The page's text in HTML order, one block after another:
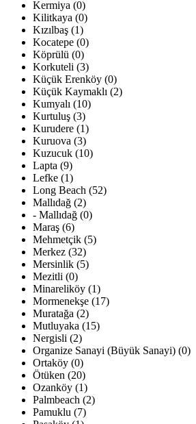
Kermiya (0)
Kilitkaya (0)
Kızılbaş (1)
Kocatepe (0)
Köprülü (0)
Korkuteli (3)
Küçük Erenköy (0)
Küçük Kaymaklı (2)
Kumyalı (10)
Kurtuluş (3)
Kurudere (1)
Kuruova (3)
Kuzucuk (10)
Lapta (9)
Lefke (1)
Long Beach (52)
Mallıdağ (2)
- Mallıdağ (0)
Maraş (6)
Mehmetçik (5)
Merkez (32)
Mersinlik (5)
Mezitli (0)
Minareliköy (1)
Mormenekşe (17)
Muratağa (2)
Mutluyaka (15)
Nergisli (2)
Organize Sanayi (Büyük Sanayi) (0)
Ortaköy (0)
Ötüken (20)
Ozanköy (1)
Palmbeach (2)
Pamuklu (7)